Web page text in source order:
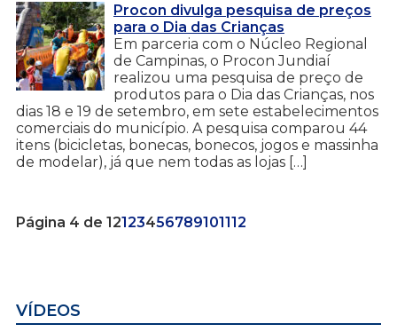
Procon divulga pesquisa de preços
para o Dia das Crianças
Em parceria com o Núcleo Regional
de Campinas, o Procon Jundiaí
realizou uma pesquisa de preço de
produtos para o Dia das Crianças, nos
dias 18 e 19 de setembro, em sete estabelecimentos
comerciais do município. A pesquisa comparou 44
itens (bicicletas, bonecas, bonecos, jogos e massinha
de modelar), já que nem todas as lojas […]
Página 4 de 12123456789101112
VÍDEOS